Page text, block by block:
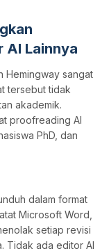
AI Lainnya
Hemingway sangat
tersebut tidak
akademik.
proofreading AI
PhD, dan
dalam format
Microsoft Word,
setiap revisi
Tidak ada editor AI